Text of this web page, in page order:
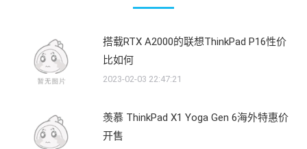
搭载RTX A2000的联想ThinkPad P16性价
比如何
2023-02-03 22:47:21
羡慕 ThinkPad X1 Yoga Gen 6海外特惠价
开售